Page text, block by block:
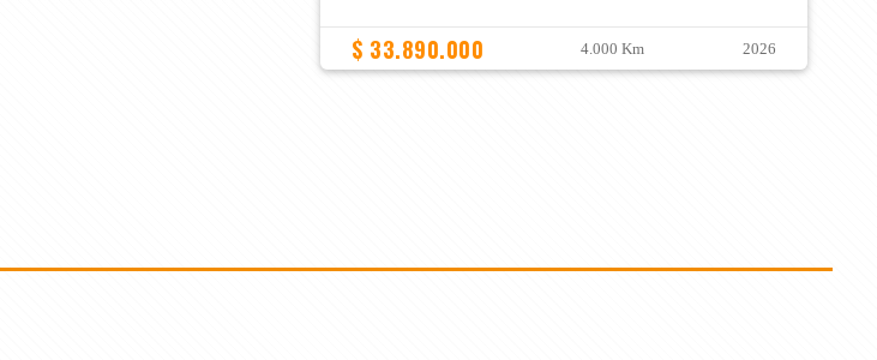
$ 33.890.000 4.000 Km 2026